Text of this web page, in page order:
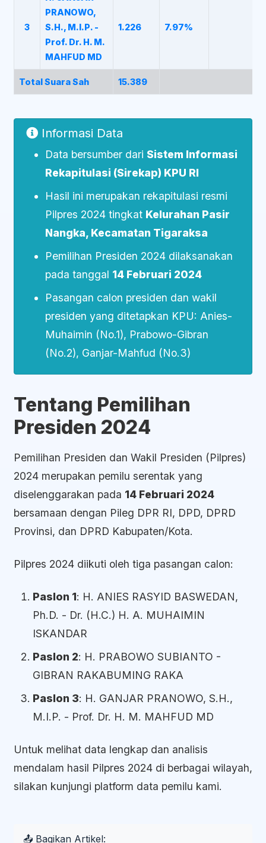
3
PRANOWO,
S.H., M.I.P. -
Prof. Dr. H. M.
MAHFUD MD
1.226 7.97%
Total Suara Sah 15.389
Informasi Data
Data bersumber dari Sistem Informasi
Rekapitulasi (Sirekap) KPU RI
Hasil ini merupakan rekapitulasi resmi
Pilpres 2024 tingkat Kelurahan Pasir
Nangka, Kecamatan Tigaraksa
Pemilihan Presiden 2024 dilaksanakan
pada tanggal 14 Februari 2024
Pasangan calon presiden dan wakil
presiden yang ditetapkan KPU: Anies-
Muhaimin (No.1), Prabowo-Gibran
(No.2), Ganjar-Mahfud (No.3)
Tentang Pemilihan
Presiden 2024
Pemilihan Presiden dan Wakil Presiden (Pilpres)
2024 merupakan pemilu serentak yang
diselenggarakan pada 14 Februari 2024
bersamaan dengan Pileg DPR RI, DPD, DPRD
Provinsi, dan DPRD Kabupaten/Kota.
Pilpres 2024 diikuti oleh tiga pasangan calon:
Paslon 1: H. ANIES RASYID BASWEDAN,
Ph.D. - Dr. (H.C.) H. A. MUHAIMIN
ISKANDAR
Paslon 2: H. PRABOWO SUBIANTO -
GIBRAN RAKABUMING RAKA
Paslon 3: H. GANJAR PRANOWO, S.H.,
M.I.P. - Prof. Dr. H. M. MAHFUD MD
Untuk melihat data lengkap dan analisis
mendalam hasil Pilpres 2024 di berbagai wilayah,
silakan kunjungi platform data pemilu kami.
📤 Bagikan Artikel: